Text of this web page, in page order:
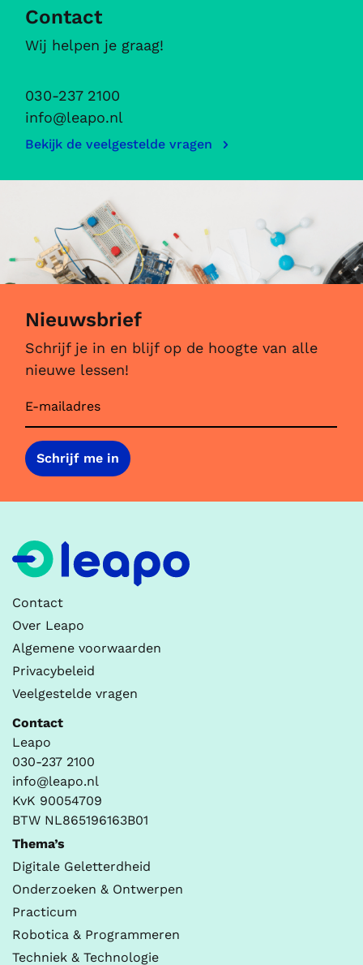
Contact
Wij helpen je graag!
030-237 2100
info@leapo.nl
Bekijk de veelgestelde vragen
Nieuwsbrief
Schrijf je in en blijf op de hoogte van alle
nieuwe lessen!
-
a
i
r
e
Schrijf me in
Contact
Over Leapo
Algemene voorwaarden
Privacybeleid
Veelgestelde vragen
Contact
Leapo
030-237 2100
info@leapo.nl
KvK 90054709
BTW NL865196163B01
Thema’s
Digitale Geletterdheid
Onderzoeken & Ontwerpen
Practicum
Robotica & Programmeren
Techniek & Technologie